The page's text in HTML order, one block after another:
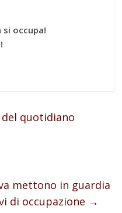
si occupa!
quotidiano
mettono in guardia
di occupazione →